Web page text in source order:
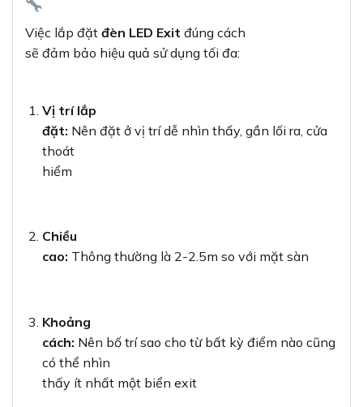
Việc lắp đặt đèn LED Exit đúng cách
sẽ đảm bảo hiệu quả sử dụng tối đa:
Vị trí lắp
đặt: Nên đặt ở vị trí dễ nhìn thấy, gần lối ra, cửa
thoát
hiểm
Chiều
cao: Thông thường là 2-2.5m so với mặt sàn
Khoảng
cách: Nên bố trí sao cho từ bất kỳ điểm nào cũng
có thể nhìn
thấy ít nhất một biển exit